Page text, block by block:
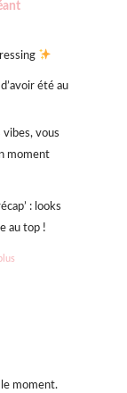
été au
vous
moment
: looks
au top !
moment.